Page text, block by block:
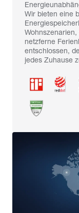
Wir bieten eine
netzferne
entschlossen,
jedes Zuhause